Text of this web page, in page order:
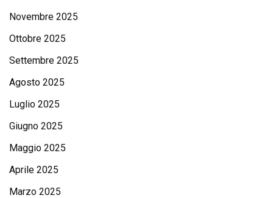
Novembre 2025
Ottobre 2025
Settembre 2025
Agosto 2025
Luglio 2025
Giugno 2025
Maggio 2025
Aprile 2025
Marzo 2025